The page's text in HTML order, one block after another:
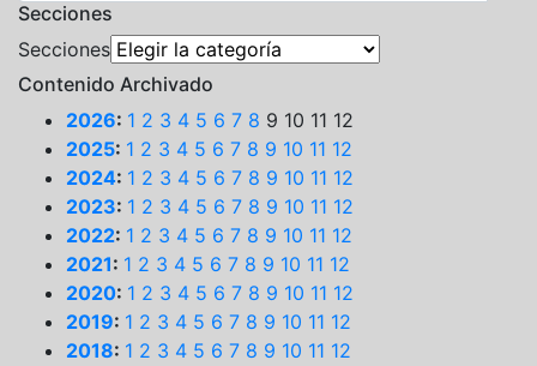
Secciones
Secciones
Contenido Archivado
2026: 1 2 3 4 5 6 7 8 9 10 11 12
2025: 1 2 3 4 5 6 7 8 9 10 11 12
2024: 1 2 3 4 5 6 7 8 9 10 11 12
2023: 1 2 3 4 5 6 7 8 9 10 11 12
2022: 1 2 3 4 5 6 7 8 9 10 11 12
2021: 1 2 3 4 5 6 7 8 9 10 11 12
2020: 1 2 3 4 5 6 7 8 9 10 11 12
2019: 1 2 3 4 5 6 7 8 9 10 11 12
2018: 1 2 3 4 5 6 7 8 9 10 11 12